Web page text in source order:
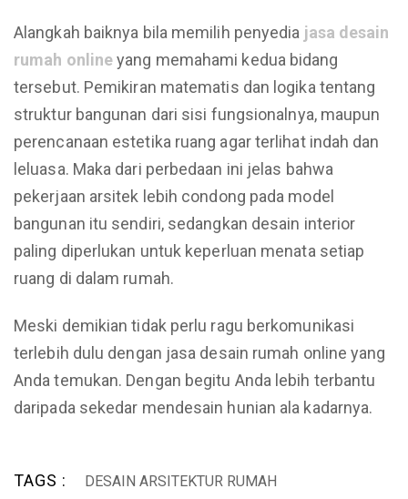
Alangkah baiknya bila memilih penyedia jasa desain
rumah onlineyang memahami kedua bidang
tersebut. Pemikiran matematis dan logika tentang
struktur bangunan dari sisi fungsionalnya, maupun
perencanaan estetika ruang agar terlihat indah dan
leluasa. Maka dari perbedaan ini jelas bahwa
pekerjaan arsitek lebih condong pada model
bangunan itu sendiri, sedangkan desain interior
paling diperlukan untuk keperluan menata setiap
ruang di dalam rumah.
Meski demikian tidak perlu ragu berkomunikasi
terlebih dulu dengan jasa desain rumah online yang
Anda temukan. Dengan begitu Anda lebih terbantu
daripada sekedar mendesain hunian ala kadarnya.
TAGS :
DESAIN ARSITEKTUR RUMAH